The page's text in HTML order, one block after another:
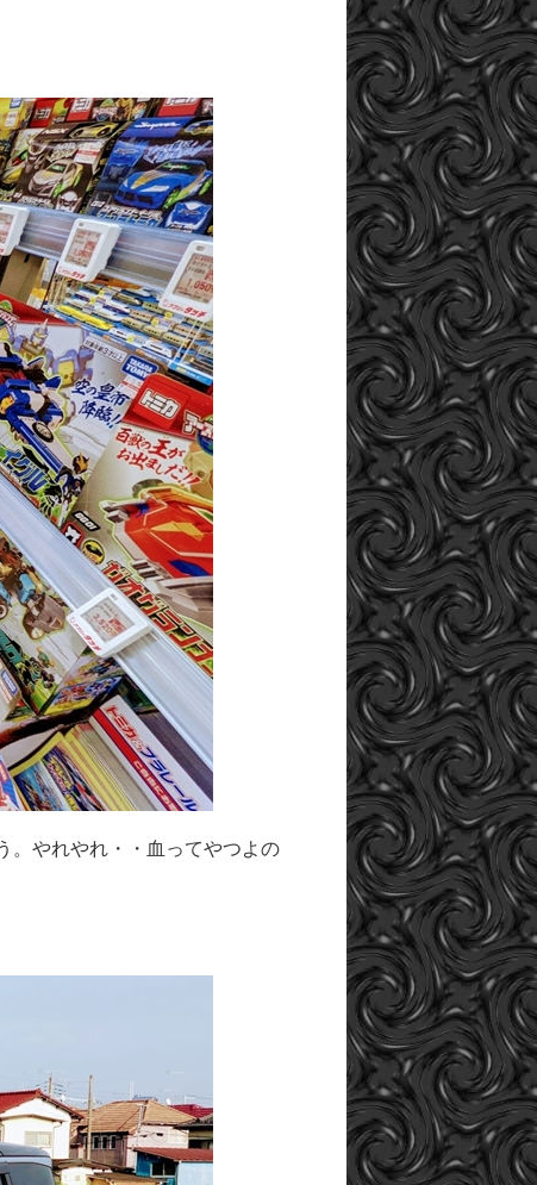
。やれやれ・・血ってやつよの